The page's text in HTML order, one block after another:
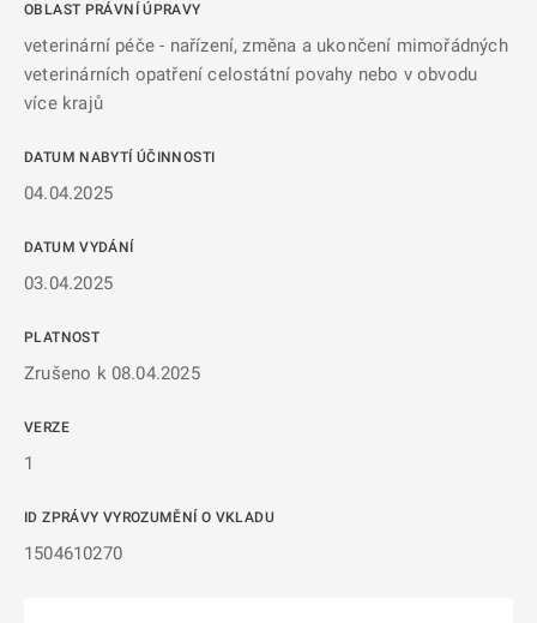
OBLAST PRÁVNÍ ÚPRAVY
veterinární péče - nařízení, změna a ukončení mimořádných
veterinárních opatření celostátní povahy nebo v obvodu
více krajů
DATUM NABYTÍ ÚČINNOSTI
04.04.2025
DATUM VYDÁNÍ
03.04.2025
PLATNOST
Zrušeno k 08.04.2025
VERZE
1
ID ZPRÁVY VYROZUMĚNÍ O VKLADU
1504610270